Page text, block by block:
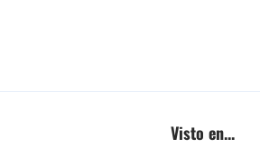
Visto en...